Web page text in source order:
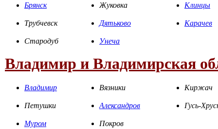
Брянск Жуковка Клинцы
Трубчевск Дятьково Карачев
Стародуб Унеча
Владимир и Владимирская
Владимир Вязники Киржач
Петушки Александров Гусь-
Муром Покров